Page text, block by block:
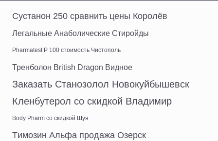
Сустанон 250 сравнить цены Королёв
Легальные Анаболические Стиройды
Pharmatest P 100 стоимость Чистополь
Тренболон British Dragon Видное
Заказать Станозолол Новокуйбышевск
Кленбутерол со скидкой Владимир
Body Pharm со скидкой Шуя
Tимозин Альфа продажа Озерск